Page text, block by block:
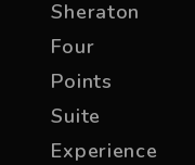
Sheraton
Four
Points
Suite
Experience